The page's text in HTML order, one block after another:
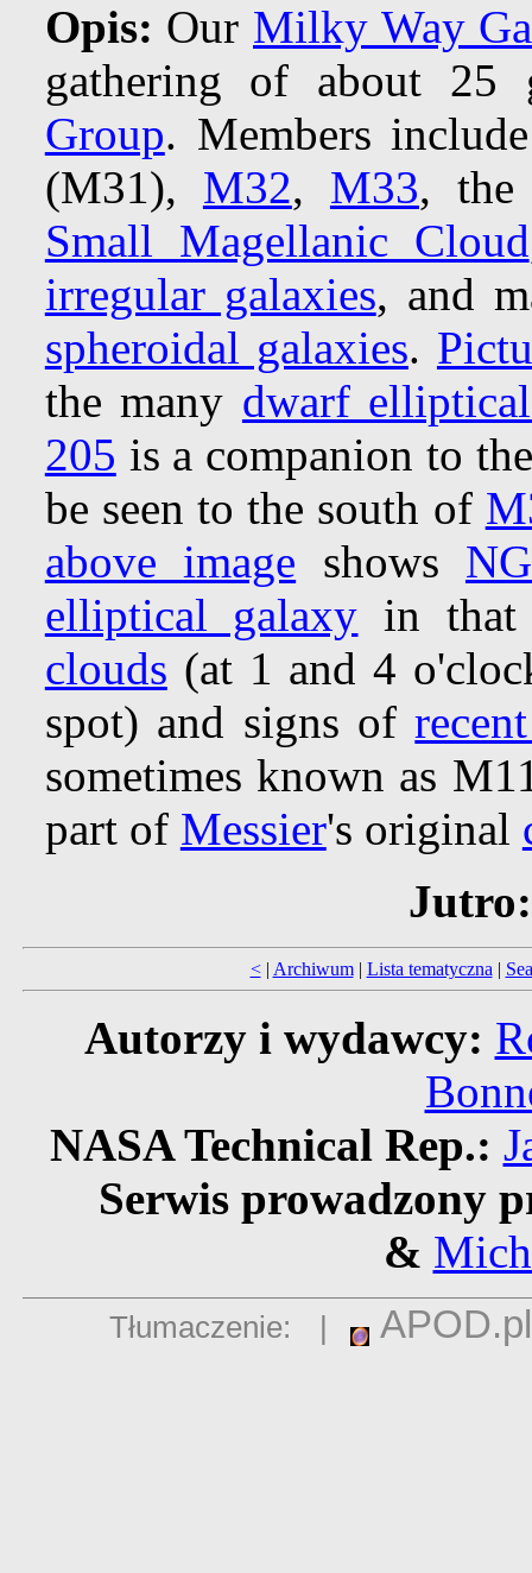
Opis: Our Milky Way
gathering of about
Group. Members
(M31), M32, M33,
Small Magellanic Cloud
irregular galaxies, and
spheroidal galaxies.
the many dwarf
205 is a companion to
be seen to the south of
above image shows
elliptical galaxy in
clouds (at 1 and 4
spot) and signs of
sometimes known as
part of Messier's original
Jutro:
<| Archiwum| Lista tematyczna |
Autorzy i wydawcy:
NASA Technical Rep.:
Serwis prowadzony
&
Tłumaczenie: | APOD.pl